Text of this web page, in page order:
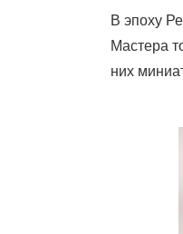
В эпоху
Мастера
них